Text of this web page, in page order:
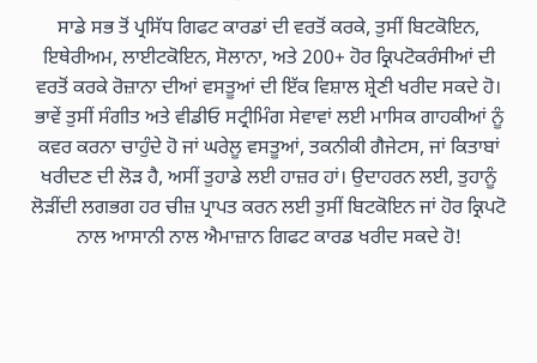
ਸਾਡੇ ਸਭ ਤੋਂ ਪ੍ਰਸਿੱਧ ਗਿਫਟ ਕਾਰਡਾਂ ਦੀ ਵਰਤੋਂ ਕਰਕੇ, ਤੁਸੀਂ ਬਿਟਕੋਇਨ,
ਇਥੇਰੀਅਮ, ਲਾਈਟਕੋਇਨ, ਸੋਲਾਨਾ, ਅਤੇ 200+ ਹੋਰ ਕ੍ਰਿਪਟੋਕਰੰਸੀਆਂ ਦੀ
ਵਰਤੋਂ ਕਰਕੇ ਰੋਜ਼ਾਨਾ ਦੀਆਂ ਵਸਤੂਆਂ ਦੀ ਇੱਕ ਵਿਸ਼ਾਲ ਸ਼੍ਰੇਣੀ ਖਰੀਦ ਸਕਦੇ ਹੋ।
ਭਾਵੇਂ ਤੁਸੀਂ ਸੰਗੀਤ ਅਤੇ ਵੀਡੀਓ ਸਟ੍ਰੀਮਿੰਗ ਸੇਵਾਵਾਂ ਲਈ ਮਾਸਿਕ ਗਾਹਕੀਆਂ ਨੂੰ
ਕਵਰ ਕਰਨਾ ਚਾਹੁੰਦੇ ਹੋ ਜਾਂ ਘਰੇਲੂ ਵਸਤੂਆਂ, ਤਕਨੀਕੀ ਗੈਜੇਟਸ, ਜਾਂ ਕਿਤਾਬਾਂ
ਖਰੀਦਣ ਦੀ ਲੋੜ ਹੈ, ਅਸੀਂ ਤੁਹਾਡੇ ਲਈ ਹਾਜ਼ਰ ਹਾਂ। ਉਦਾਹਰਨ ਲਈ, ਤੁਹਾਨੂੰ
ਲੋੜੀਂਦੀ ਲਗਭਗ ਹਰ ਚੀਜ਼ ਪ੍ਰਾਪਤ ਕਰਨ ਲਈ ਤੁਸੀਂ ਬਿਟਕੋਇਨ ਜਾਂ ਹੋਰ ਕ੍ਰਿਪਟੋ
ਨਾਲ ਆਸਾਨੀ ਨਾਲ ਐਮਾਜ਼ਾਨ ਗਿਫਟ ਕਾਰਡ ਖਰੀਦ ਸਕਦੇ ਹੋ!